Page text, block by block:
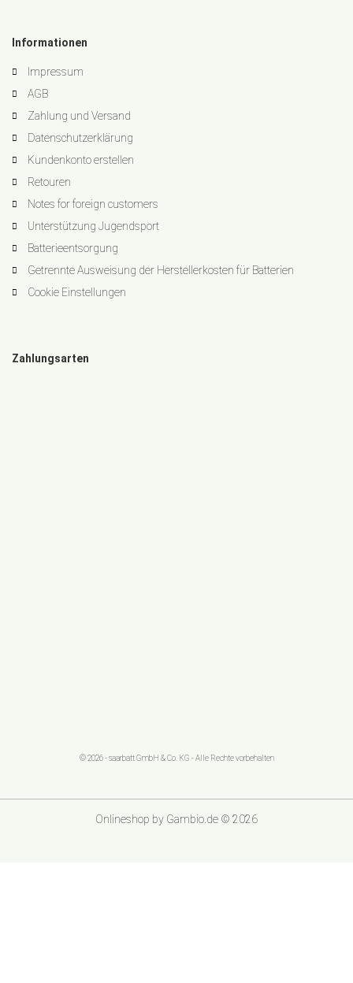
Informationen
Impressum
AGB
Zahlung und Versand
Datenschutzerklärung
Kundenkonto erstellen
Retouren
Notes for foreign customers
Unterstützung Jugendsport
Batterieentsorgung
Getrennte Ausweisung der Herstellerkosten für Batterien
Cookie Einstellungen
Zahlungsarten
© 2026 - saarbatt GmbH & Co. KG - Alle Rechte vorbehalten
Onlineshop by Gambio.de © 2026